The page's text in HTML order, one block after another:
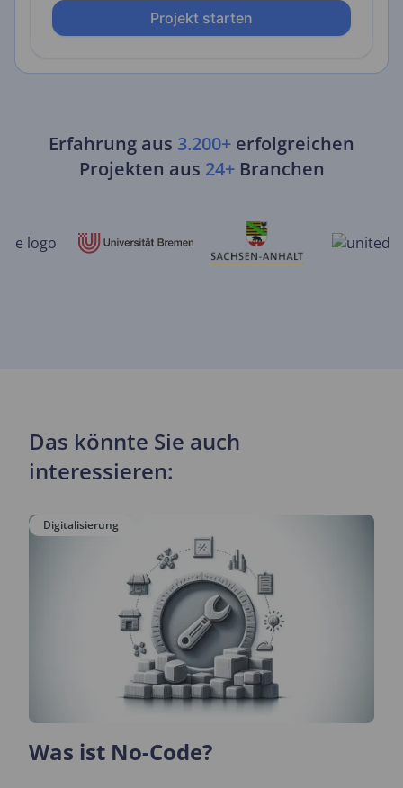
Erfahrung aus 3.200+ erfolgreichen
Projekten aus 24+Branchen
Das könnte Sie auch
interessieren:
Digitalisierung
Was ist No-Code?